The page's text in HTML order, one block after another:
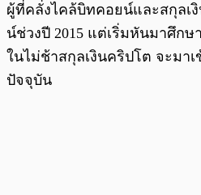
ผู้ที่คลั่งไคล้บิทคอยน์และสกุลเ
น์ช่วงปี 2015 แต่เริ่มหันมาศึกษ
ในไม่ช้าสกุลเงินคริปโต จะมา
ปัจจุบัน